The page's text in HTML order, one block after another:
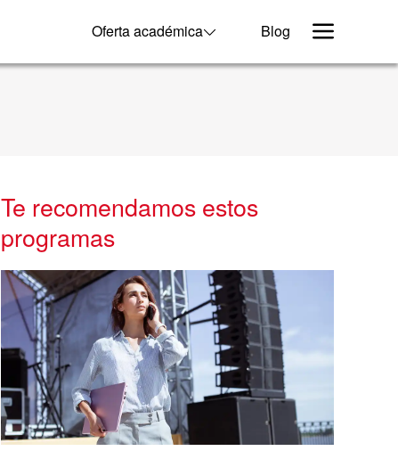
Oferta académica Blog
Te recomendamos estos
programas